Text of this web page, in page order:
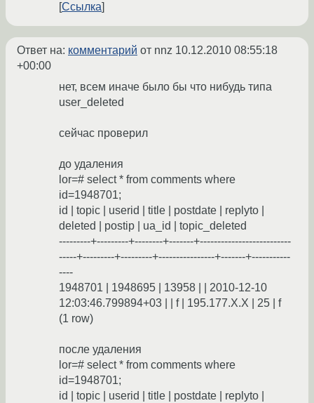
Ссылка
Ответ на: комментарий от nnz 10.12.2010 08:55:18
+00:00
нет, всем иначе было бы что нибудь типа
user_deleted
сейчас проверил
до удаления
lor=# select * from comments where
id=1948701;
id | topic | userid | title | postdate | replyto |
deleted | postip | ua_id | topic_deleted
---------+---------+--------+-------+--------------------------
-----+---------+---------+----------------+-------+-----------
----
1948701 | 1948695 | 13958 | | 2010-12-10
12:03:46.799894+03 | | f | 195.177.X.X | 25 | f
(1 row)
после удаления
lor=# select * from comments where
id=1948701;
id | topic | userid | title | postdate | replyto |